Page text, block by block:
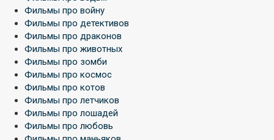
Фильмы про войну
Фильмы про детективов
Фильмы про драконов
Фильмы про животных
Фильмы про зомби
Фильмы про космос
Фильмы про котов
Фильмы про летчиков
Фильмы про лошадей
Фильмы про любовь